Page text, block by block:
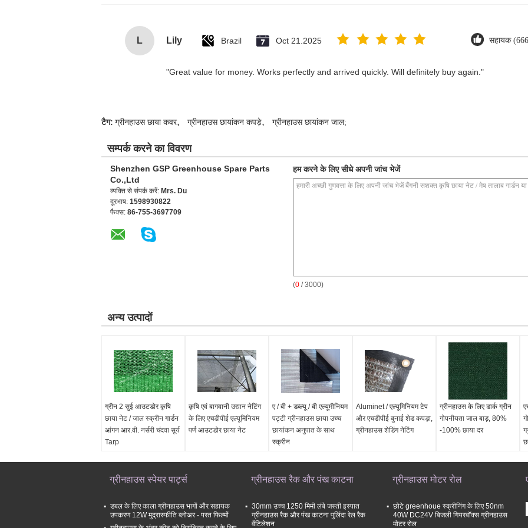
L Lily Brazil Oct 21.2025 सहायक
"Great value for money. Works perfectly and arrived quickly. Will definitely buy again."
टैग: ग्रीनहाउस छाया कवर, ग्रीनहाउस छायांकन कपड़े, ग्रीनहाउस छायांकन जाल;
सम्पर्क करने का विवरण
Shenzhen GSP Greenhouse Spare Parts
Co.,Ltd
व्यक्ति से संपर्क करें: Mrs. Du
दूरभाष: 1598930822
फैक्स: 86-755-3697709
हम करने के लिए सीधे अपनी जांच भेजें
(0 / 3000)
अन्य उत्पादों
ग्रीन 2 सुई आउटडोर कृषि
छाया नेट / जाल स्क्रीन गार्डन
आंगन आर.वी. नर्सरी चंदवा सूर्य
Tarp
कृषि एवं बागवानी उद्यान नेटिंग
के लिए एचडीपीई एल्यूमिनियम
पर्ण आउटडोर छाया नेट
ए / बी + डब्ल्यू / बी एल्यूमीनियम
पट्टी ग्रीनहाउस छाया उच्च
छायांकन अनुपात के साथ
स्क्रीन
Aluminet / एल्यूमिनियम टेप
और एचडीपीई बुनाई शेड कपड़ा,
ग्रीनहाउस शेडिंग नेटिंग
ग्रीनहाउस के लिए डार्क ग्रीन
गोपनीयता जाल बाड़, 80%
-100% छाया दर
ग्रीनहाउस स्पेयर पार्ट्स
डबल के लिए काला ग्रीनहाउस भागों और सहायक
उपकरण 12W मुद्रास्फीति ब्लोअर - परत फिल्मों
ग्रीनहाउस रैक और पंख काटना
30mm उच्च 1250 मिमी लंबे जस्ती इस्पात
ग्रीनहाउस रैक और पंख काटना पुलिंदा रेल रैक
वेंटिलेशन
ग्रीनहाउस मोटर रोल
छोटे greenhoue स्क्रीनिंग के लिए 50nm
40W DC24V बिजली गियरबॉक्स ग्रीनहाउस
मोटर रोल